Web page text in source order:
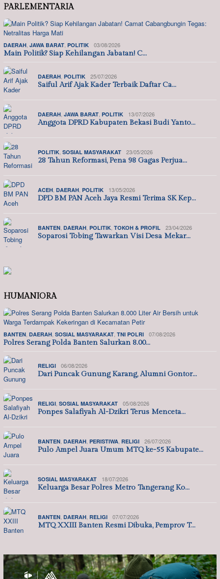
PARLEMENTARIA
DAERAH JAWA BARAT POLITIK 03/08/2026
Main Politik? Siap Kehilangan Jabatan! C…
DAERAH POLITIK 25/07/2026
Saiful Arif Ajak Kader Terbaik Daftar Ca…
DAERAH JAWA BARAT POLITIK 13/07/2026
Anggota DPRD Kabupaten Bekasi Budi Yanto…
POLITIK SOSIAL MASYARAKAT 23/05/2026
28 Tahun Reformasi, Pena 98 Gagas Perjua…
ACEH DAERAH POLITIK 13/05/2026
DPD BM PAN Aceh Jaya Resmi Terima SK Kep…
BANTEN DAERAH POLITIK TOKOH & PROFIL 23/04/2026
Soparosi Tobing Tawarkan Visi Desa Mekar…
HUMANIORA
BANTEN, DAERAH, SOSIAL MASYARAKAT, TNI POLRI 07/08/2026
Polres Serang Polda Banten Salurkan 8.00…
RELIGI 06/08/2026
Dari Puncak Gunung Karang, Alumni Gontor…
RELIGI, SOSIAL MASYARAKAT 05/08/2026
Ponpes Salafiyah Al-Dzikri Terus Menceta…
BANTEN, DAERAH, PERISTIWA, RELIGI 26/07/2026
Pulo Ampel Juara Umum MTQ ke-55 Kabupate…
SOSIAL MASYARAKAT 18/07/2026
Keluarga Besar Polres Metro Tangerang Ko…
BANTEN, DAERAH, RELIGI 07/07/2026
MTQ XXIII Banten Resmi Dibuka, Pemprov T…